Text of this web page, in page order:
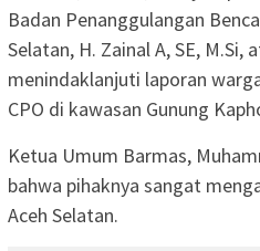
Badan Penanggulangan
Selatan, H. Zainal A, SE, M.Si,
menindaklanjuti laporan
CPO di kawasan Gunung
Ketua Umum Barmas,
bahwa pihaknya sangat
Aceh Selatan.